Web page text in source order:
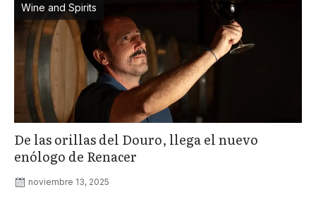
Wine and Spirits
De las orillas del Douro, llega el nuevo
enólogo de Renacer
noviembre 13, 2025